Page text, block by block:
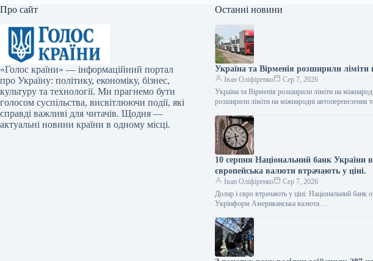
Про сайт
«Голос країни» — інформаційний портал
про Україну: політику, економіку, бізнес,
культуру та технології. Ми прагнемо бути
голосом суспільства, висвітлюючи події, які
справді важливі для читачів. Щодня —
актуальні новини країни в одному місці.
Останні новини
Україна та Вірменія розширили ліміти
Іван Оліфіренко
Сер 7, 2026
Україна та Вірменія розширили ліміти на
розширили ліміти на міжнародні автоперевезення
10 серпня Національний банк України
європейська валюти втрачають у ціні.
Іван Оліфіренко
Сер 7, 2026
Долар і євро втрачають у ціні: Національний
Укрінформ Американська валюта…